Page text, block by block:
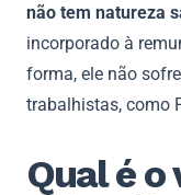
não tem natureza
incorporado à
forma, ele não
trabalhistas, como
Qual é o